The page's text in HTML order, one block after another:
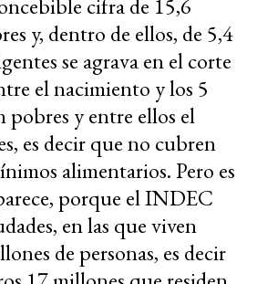
cifra de 15,6
y, dentro de ellos, de 5,4
se agrava en el corte
el nacimiento y los 5
pobres y entre ellos el
es decir que no cubren
alimentarios. Pero es
porque el INDEC
en las que viven
de personas, es decir